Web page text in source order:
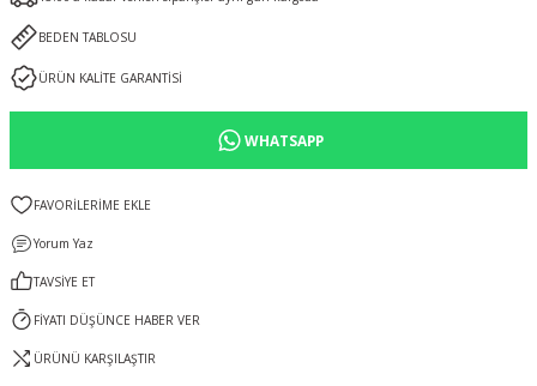
BEDEN TABLOSU
ÜRÜN KALİTE GARANTİSİ
WHATSAPP
Yorum Yaz
TAVSİYE ET
FİYATI DÜŞÜNCE HABER VER
ÜRÜNÜ KARŞILAŞTIR